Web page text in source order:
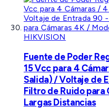
HIKVISION
Fuente de Poder
15 Vcc para 4
Salida) / Voltaje de
Filtro de Ruido para
Largas Distancias